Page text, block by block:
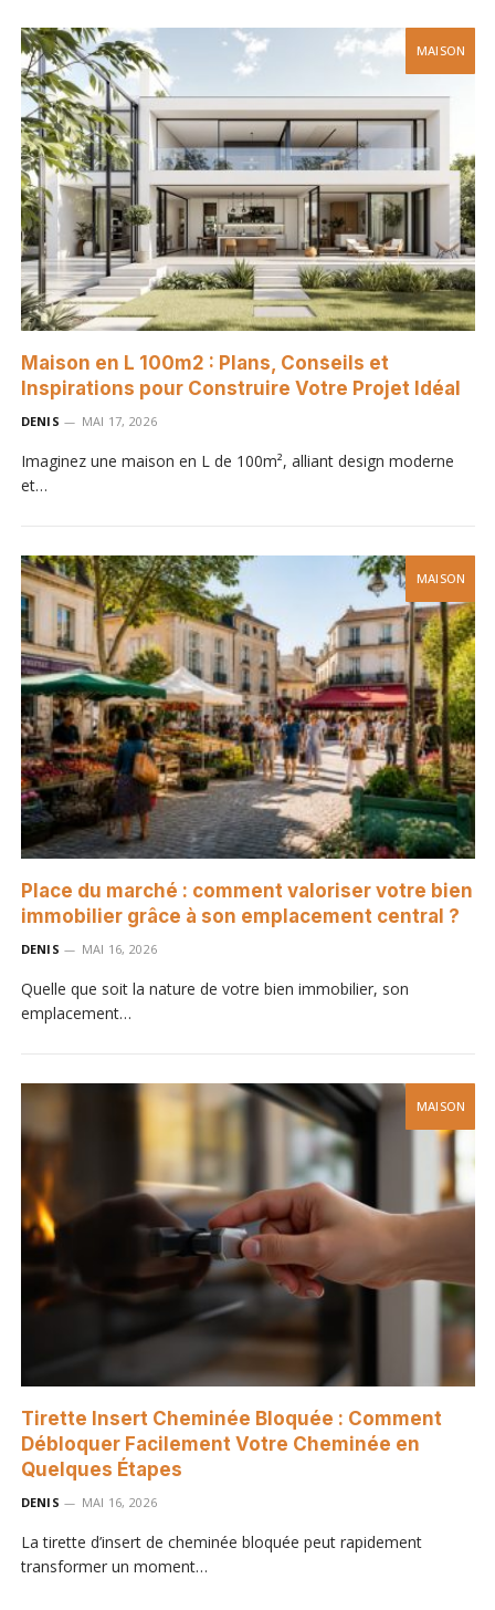
MAISON
Maison en L 100m2 : Plans, Conseils et
Inspirations pour Construire Votre Projet Idéal
DENIS MAI 17, 2026
Imaginez une maison en L de 100m², alliant design moderne
et…
MAISON
Place du marché : comment valoriser votre bien
immobilier grâce à son emplacement central ?
DENIS MAI 16, 2026
Quelle que soit la nature de votre bien immobilier, son
emplacement…
MAISON
Tirette Insert Cheminée Bloquée : Comment
Débloquer Facilement Votre Cheminée en
Quelques Étapes
DENIS MAI 16, 2026
La tirette d’insert de cheminée bloquée peut rapidement
transformer un moment…